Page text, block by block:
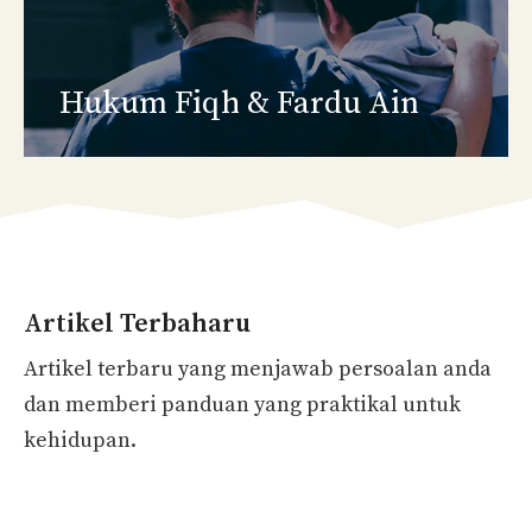
Hukum Fiqh & Fardu Ain
Artikel Terbaharu
Artikel terbaru yang menjawab persoalan anda
dan memberi panduan yang praktikal untuk
kehidupan.